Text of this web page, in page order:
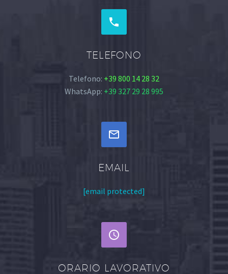


TELEFONO
Telefono: +39 800 14 28 32
WhatsApp: +39 327 29 28 995


EMAIL
[email protected]


ORARIO LAVORATIVO